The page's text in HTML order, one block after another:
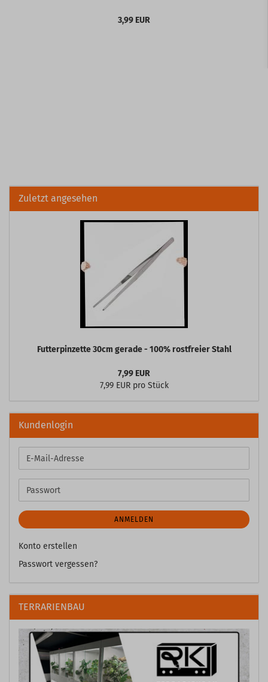
3,99 EUR
Zuletzt angesehen
Futterpinzette 30cm gerade - 100% rostfreier Stahl
7,99 EUR
7,99 EUR pro Stück
Kundenlogin
E-
Mail-
Adresse
Passwort
ANMELDEN
Konto erstellen
Passwort vergessen?
TERRARIENBAU